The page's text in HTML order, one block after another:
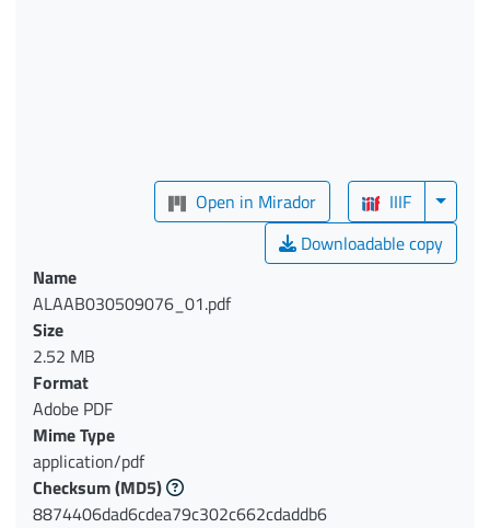
Open in Mirador
IIIF
Downloadable copy
Name
ALAAB030509076_01.pdf
Size
2.52 MB
Format
Adobe PDF
Mime Type
application/pdf
Checksum(MD5)
8874406dad6cdea79c302c662cdaddb6